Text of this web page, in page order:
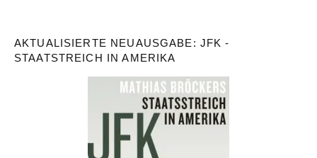
AKTUALISIERTE NEUAUSGABE: JFK -
STAATSTREICH IN AMERIKA